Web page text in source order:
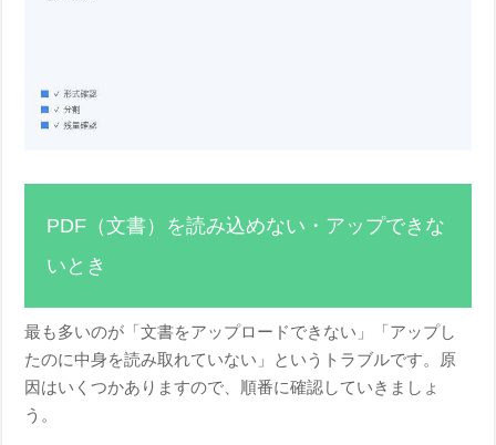
PDF（文書）を読み込めない・アップできな
いとき
最も多いのが「文書をアップロードできない」「アップし
たのに中身を読み取れていない」というトラブルです。原
因はいくつかありますので、順番に確認していきましょ
う。